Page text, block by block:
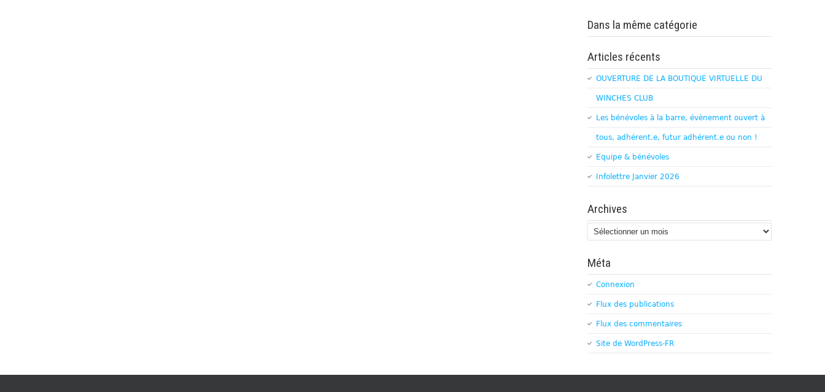
Dans la même catégorie
Articles récents
OUVERTURE DE LA BOUTIQUE VIRTUELLE DU
WINCHES CLUB
Les bénévoles à la barre, évènement ouvert à
tous, adhérent.e, futur adhérent.e ou non !
Equipe & bénévoles
Infolettre Janvier 2026
Archives
Archives
Méta
Connexion
Flux des publications
Flux des commentaires
Site de WordPress-FR